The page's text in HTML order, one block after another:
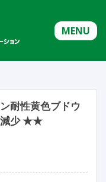
MENU
耐性黄色ブドウ
減少 ★★